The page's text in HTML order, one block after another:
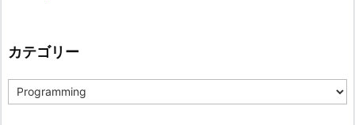
カテゴリー
カ
テ